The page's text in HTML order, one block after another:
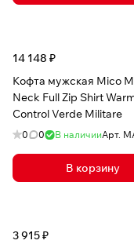
14 148 ₽
Кофта мужская Mico
Neck Full Zip Shirt
Control Verde Militare
0 0 В наличииАрт.
В корзину
3 915 ₽